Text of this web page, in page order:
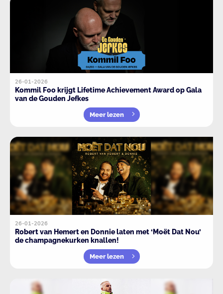
26-01-2026
Kommil Foo krijgt Lifetime Achievement Award op Gala
van de Gouden Jefkes
Meer lezen
26-01-2026
Robert van Hemert en Donnie laten met ‘Moët Dat Nou’
de champagnekurken knallen!
Meer lezen